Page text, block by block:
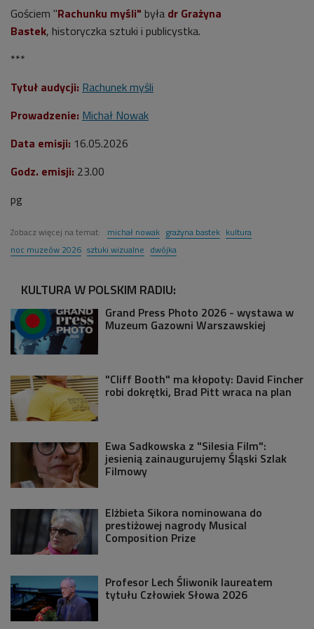
Gościem "Rachunku myśli" była dr Grażyna
Bastek, historyczka sztuki i publicystka.
***
Tytuł audycji: Rachunek myśli
Prowadzenie: Michał Nowak
Data emisji: 16.05.2026
Godz. emisji: 23.00
pg
Zobacz więcej na temat: michał nowak grażyna bastek kultura
noc muzeów 2026 sztuki wizualne dwójka
KULTURA W POLSKIM RADIU:
Grand Press Photo 2026 - wystawa w
Muzeum Gazowni Warszawskiej
"Cliff Booth" ma kłopoty: David Fincher
robi dokrętki, Brad Pitt wraca na plan
Ewa Sadkowska z "Silesia Film":
jesienią zainaugurujemy Śląski Szlak
Filmowy
Elżbieta Sikora nominowana do
prestiżowej nagrody Musical
Composition Prize
Profesor Lech Śliwonik laureatem
tytułu Człowiek Słowa 2026